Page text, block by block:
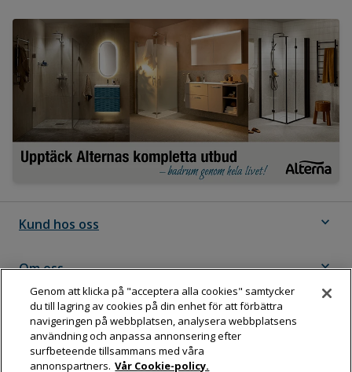
Kund hos oss expand_more
Om oss expand_more
Följ Dahl
Genom att klicka på "acceptera alla cookies" samtycker
du till lagring av cookies på din enhet för att förbättra
navigeringen på webbplatsen, analysera webbplatsens
användning och anpassa annonsering efter
surfbeteende tillsammans med våra
annonspartners. Vår Cookie-policy.